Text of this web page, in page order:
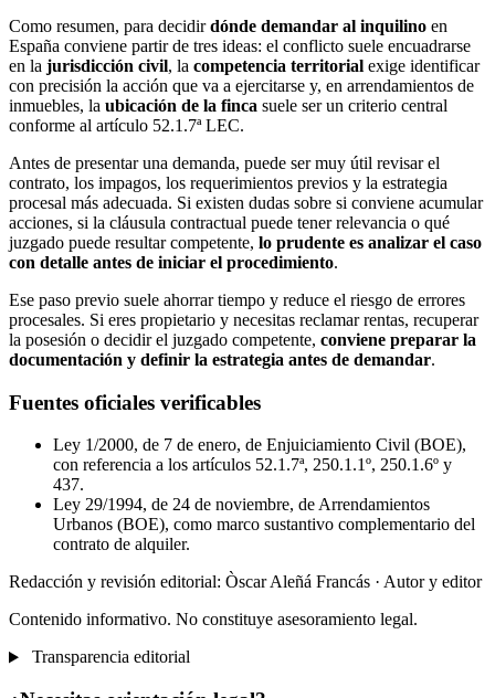
Como resumen, para decidirdónde demandar al inquilino en
España conviene partir de tres ideas: el conflicto suele encuadrarse
en la jurisdicción civil, la competencia territorial exige identificar
con precisión la acción que va a ejercitarse y, en arrendamientos de
inmuebles, la ubicación de la finca suele ser un criterio central
conforme al artículo 52.1.7ª LEC.
Antes de presentar una demanda, puede ser muy útil revisar el
contrato, los impagos, los requerimientos previos y la estrategia
procesal más adecuada. Si existen dudas sobre si conviene acumular
acciones, si la cláusula contractual puede tener relevancia o qué
juzgado puede resultar competente, lo prudente es analizar el caso
con detalle antes de iniciar el procedimiento.
Ese paso previo suele ahorrar tiempo y reduce el riesgo de errores
procesales. Si eres propietario y necesitas reclamar rentas, recuperar
la posesión o decidir el juzgado competente, conviene preparar la
documentación y definir la estrategia antes de demandar.
Fuentes oficiales verificables
Ley 1/2000, de 7 de enero, de Enjuiciamiento Civil (BOE),
con referencia a los artículos 52.1.7ª, 250.1.1º, 250.1.6º y
437.
Ley 29/1994, de 24 de noviembre, de Arrendamientos
Urbanos (BOE), como marco sustantivo complementario del
contrato de alquiler.
Redacción y revisión editorial: Òscar Aleñá Francás · Autor y editor
Contenido informativo. No constituye asesoramiento legal.
Transparencia editorial